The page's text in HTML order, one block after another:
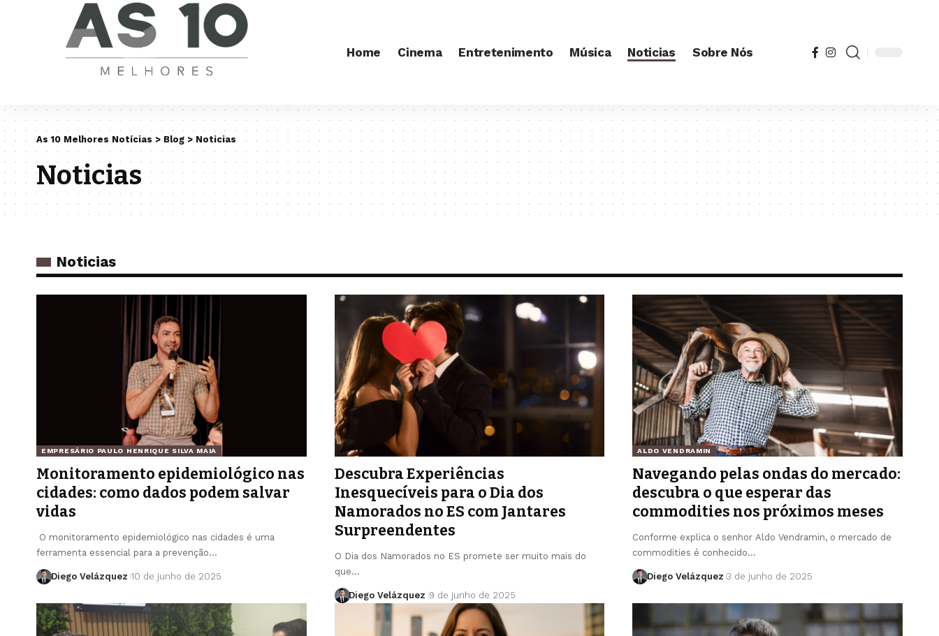
Home Cinema Entretenimento Música Noticias Sobre Nós
As 10 Melhores Notícias >Blog > Noticias
Noticias
Noticias
EMPRESÁRIO PAULO HENRIQUE SILVA MAIA
Monitoramento epidemiológico nas
cidades: como dados podem salvar
vidas
O monitoramento epidemiológico nas cidades é uma
ferramenta essencial para a prevenção…
Diego Velázquez 10 de junho de 2025
Descubra Experiências
Inesquecíveis para o Dia dos
Namorados no ES com Jantares
Surpreendentes
O Dia dos Namorados no ES promete ser muito mais do
que…
Diego Velázquez 9 de junho de 2025
ALDO VENDRAMIN
Navegando pelas ondas do mercado:
descubra o que esperar das
commodities nos próximos meses
Conforme explica o senhor Aldo Vendramin, o mercado de
commodities é conhecido…
Diego Velázquez 3 de junho de 2025